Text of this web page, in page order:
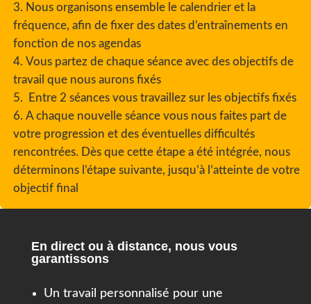
Nous organisons ensemble le calendrier et la
fréquence, afin de fixer des dates d’entraînements en
fonction de nos agendas
Vous partez de chaque séance avec des objectifs de
travail que nous aurons fixés
Entre 2 séances vous travaillez sur les objectifs fixés
A chaque nouvelle séance vous nous faites part de
votre progression et des éventuelles difficultés
rencontrées. Dès que cette étape a été intégrée, nous
déterminons l’étape suivante, jusqu’à l’atteinte de votre
objectif final
En direct ou à distance, nous vous
garantissons
Un travail personnalisé pour une